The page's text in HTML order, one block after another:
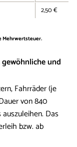
2,50 €
Mehrwertsteuer.
und
Fahrräder (je
von 840
Das
bzw. ab